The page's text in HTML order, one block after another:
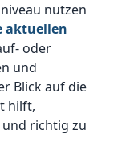
nutzen
aktuellen
oder
und
Blick auf die
hilft,
richtig zu